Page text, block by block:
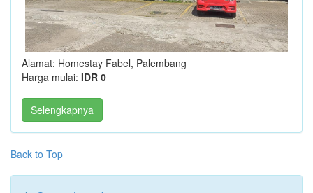
Alamat: Homestay Fabel, Palembang
Harga mulai: IDR 0
Selengkapnya
Back to Top